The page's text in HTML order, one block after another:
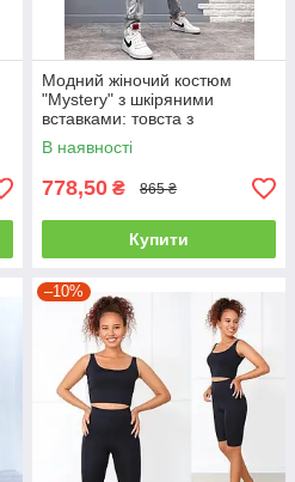
Модний жіночий костюм
"Mystery" з шкіряними
вставками: товста з
капюшоном і штани на
манжечках сірий
В наявності
778,50 ₴ 865 ₴
Купити
–10%